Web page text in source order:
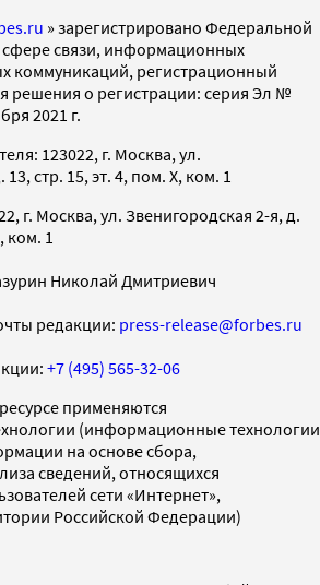
» зарегистрировано Федеральной
связи, информационных
коммуникаций, регистрационный
решения о регистрации: серия Эл №
2021 г.
123022, г. Москва, ул.
стр. 15, эт. 4, пом. X, ком. 1
г. Москва, ул. Звенигородская 2-я, д.
ком. 1
Николай Дмитриевич
редакции: press-release@forbes.ru
+7 (495) 565-32-06
применяются
(информационные технологии
на основе сбора,
сведений, относящихся
сети «Интернет»,
Российской Федерации)